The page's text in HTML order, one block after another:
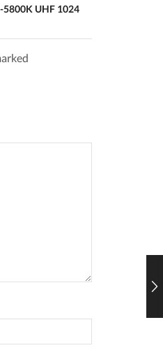
efectivamente
cuempliendo
en
que opera en
5800K UHF 1024